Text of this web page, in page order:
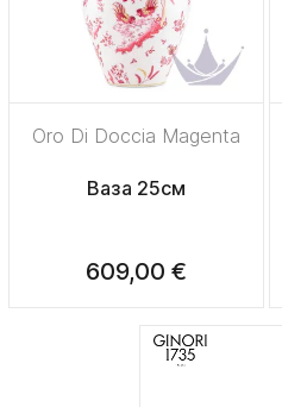
Oro Di Doccia Magenta
Ваза 25см
609,00 €